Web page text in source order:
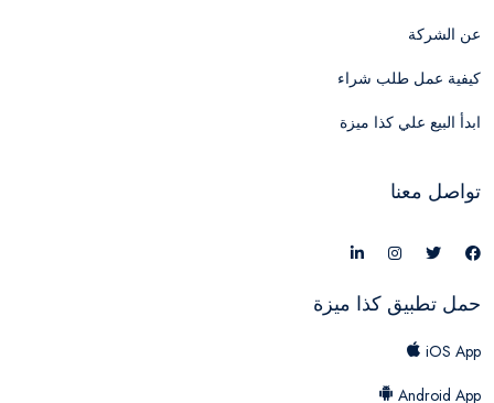
عن الشركة
كيفية عمل طلب شراء
ابدأ البيع علي كذا ميزة
تواصل معنا
حمل تطبيق كذا ميزة
iOS App
Android App